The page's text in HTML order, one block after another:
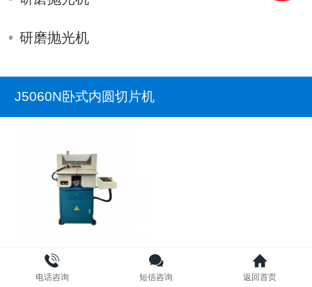
研磨抛光机
J5060N卧式内圆切片机
J5060N卧式内圆切片机
电话咨询 短信咨询 返回首页